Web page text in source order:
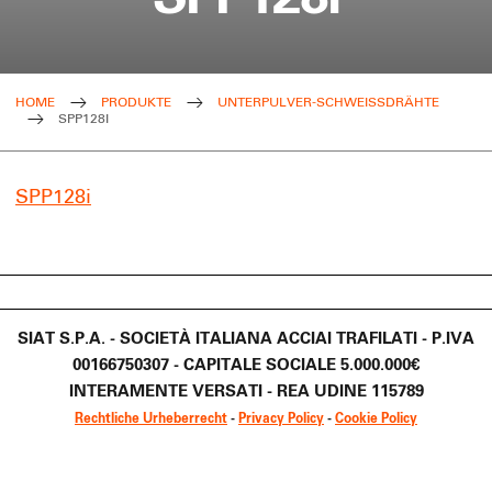
HOME PRODUKTE
UNTERPULVER-SCHWEISSDRÄHTE
SPP128I
SPP128i
SIAT S.P.A. - SOCIETÀ ITALIANA ACCIAI TRAFILATI - P.IVA
00166750307 - CAPITALE SOCIALE 5.000.000€
INTERAMENTE VERSATI - REA UDINE 115789
Rechtliche Urheberrecht - Privacy Policy - Cookie Policy